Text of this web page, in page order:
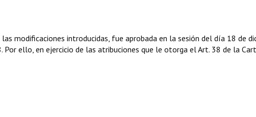
modificaciones introducidas, fue aprobada en la sesión del día 18 de
ello, en ejercicio de las atribuciones que le otorga el Art. 38 de la